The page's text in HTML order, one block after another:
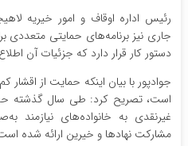
رئیس اداره اوقاف و امور خیریه
جاری نیز برنامه‌های حمایتی متعددی
دستور کار قرار دارد که جزئیات آن
جوادپور با بیان اینکه حمایت از
غیرنقدی به خانواده‌های نیازمند
مشارکت نهادها و خیرین ارائه شده